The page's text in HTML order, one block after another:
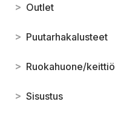
> Outlet
> Puutarhakalusteet
> Ruokahuone/keittiö
> Sisustus